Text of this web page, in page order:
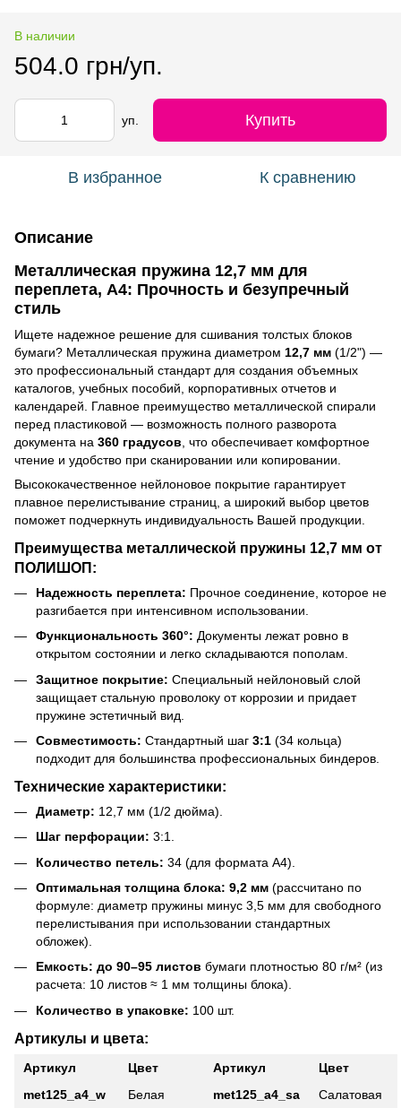
В наличии
504.0 грн/уп.
уп. Купить
В избранное К сравнению
Описание
Металлическая пружина 12,7 мм для
переплета, А4: Прочность и безупречный
стиль
Ищете надежное решение для сшивания толстых блоков
бумаги? Металлическая пружина диаметром 12,7 мм (1/2") —
это профессиональный стандарт для создания объемных
каталогов, учебных пособий, корпоративных отчетов и
календарей. Главное преимущество металлической спирали
перед пластиковой — возможность полного разворота
документа на 360 градусов , что обеспечивает комфортное
чтение и удобство при сканировании или копировании.
Высококачественное нейлоновое покрытие гарантирует
плавное перелистывание страниц, а широкий выбор цветов
поможет подчеркнуть индивидуальность Вашей продукции.
Преимущества металлической пружины 12,7 мм от
ПОЛИШОП:
Надежность переплета: Прочное соединение, которое не
разгибается при интенсивном использовании.
Функциональность 360°: Документы лежат ровно в
открытом состоянии и легко складываются пополам.
Защитное покрытие: Специальный нейлоновый слой
защищает стальную проволоку от коррозии и придает
пружине эстетичный вид.
Совместимость: Стандартный шаг 3:1 (34 кольца)
подходит для большинства профессиональных биндеров.
Технические характеристики:
Диаметр: 12,7 мм (1/2 дюйма).
Шаг перфорации: 3:1.
Количество петель: 34 (для формата А4).
Оптимальная толщина блока: 9,2 мм (рассчитано по
формуле: диаметр пружины минус 3,5 мм для свободного
перелистывания при использовании стандартных
обложек).
Емкость: до 90–95 листов бумаги плотностью 80 г/м² (из
расчета: 10 листов ≈ 1 мм толщины блока).
Количество в упаковке: 100 шт.
Артикулы и цвета:
Артикул Цвет Артикул
Цвет
met125_a4_w
Белая met125_a4_sa Салатовая